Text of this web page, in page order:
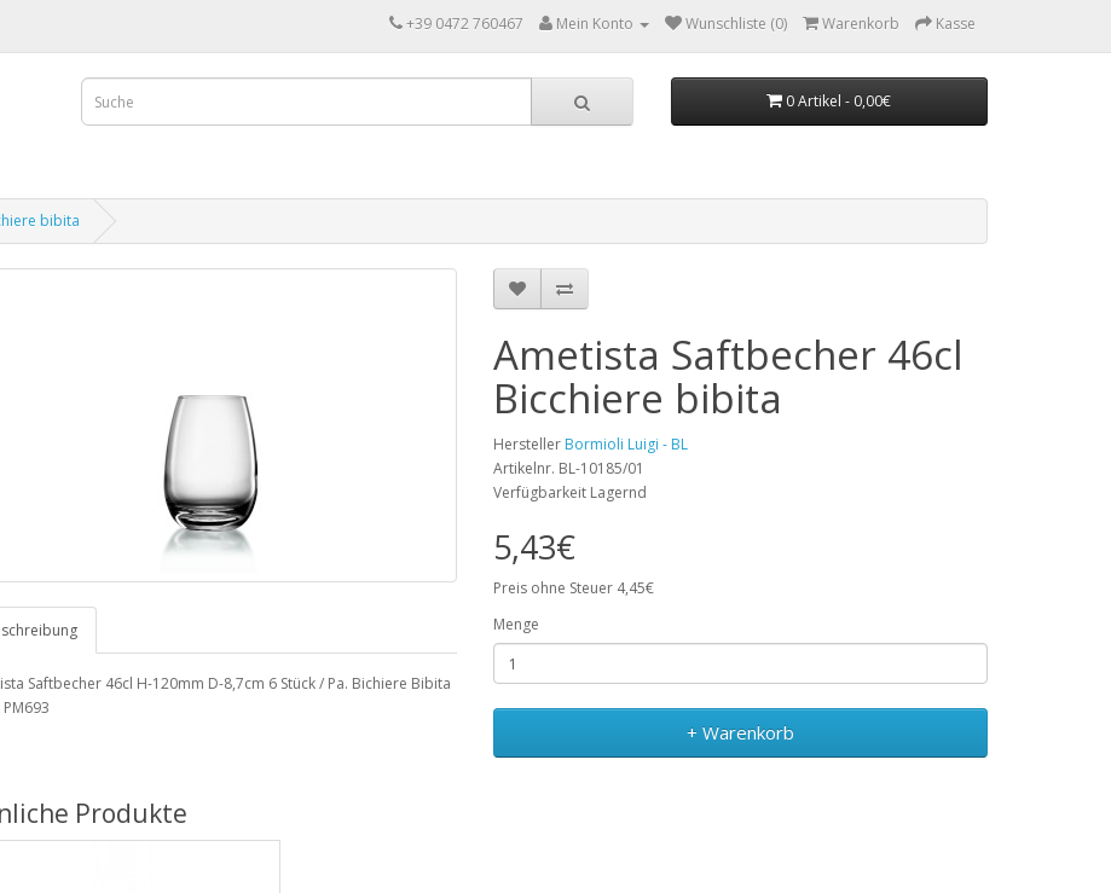
+39 0472 760467 Mein Konto Wunschliste (0) Warenkorb Kasse
0 Artikel - 0,00€
bibita
Saftbecher 46cl H-120mm D-8,7cm 6 Stück / Pa. Bichiere Bibita
Ametista Saftbecher 46cl
Bicchiere bibita
Hersteller Bormioli Luigi - BL
Artikelnr. BL-10185/01
Verfügbarkeit Lagernd
5,43€
Preis ohne Steuer 4,45€
Menge
+ Warenkorb
Produkte